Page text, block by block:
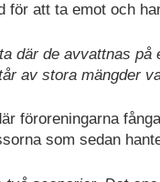
att ta emot och
där de avvattnas
av stora mängder
föroreningarna
som sedan